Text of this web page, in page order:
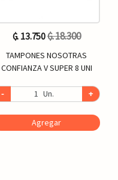
₲. 13.750₲. 18.300
TAMPONES NOSOTRAS
CONFIANZA V SUPER 8 UNI
- Un. +
Agregar